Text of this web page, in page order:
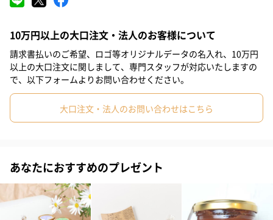
●内容量
50g
140g
300g
白く結晶することがありますが、品質には変わりありませんの
で、湯煎してご利用ください。
#娘 #部下男性
#妹 #親戚男性 #親戚女性 #小学生高学年の男の子
#小学生高学年の女の子 #男子中学生 #女子中学生
#男子高校生 #女子高校生 #祖父 #男友達
#夫 #妻 #父親 #母親 #祖母 #女友達
#女子大学生 #弟 #兄 #10代
#40代 #50代
10万円以上の大口注文・法人のお客様について
請求書払いのご希望、ロゴ等オリジナルデータの名入れ、10万円
以上の大口注文に関しまして、専門スタッフが対応いたしますの
で、以下フォームよりお問い合わせください。
大口注文・法人のお問い合わせはこちら
あなたにおすすめのプレゼント